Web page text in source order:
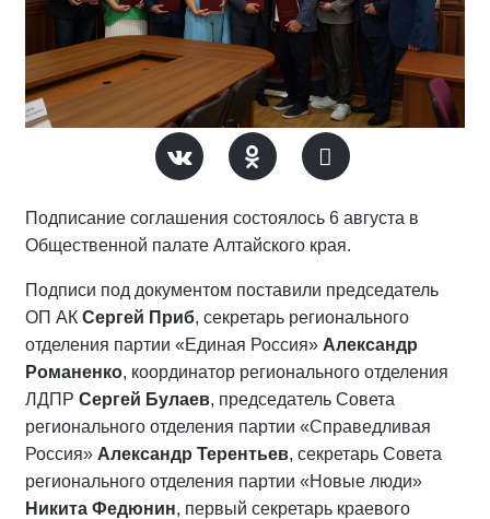
Подписание соглашения состоялось 6 августа в
Общественной палате Алтайского края.
Подписи под документом поставили председатель
ОП АК Сергей Приб, секретарь регионального
отделения партии «Единая Россия» Александр
Романенко, координатор регионального отделения
ЛДПР Сергей Булаев, председатель Совета
регионального отделения партии «Справедливая
Россия» Александр Терентьев, секретарь Совета
регионального отделения партии «Новые люди»
Никита Федюнин, первый секретарь краевого